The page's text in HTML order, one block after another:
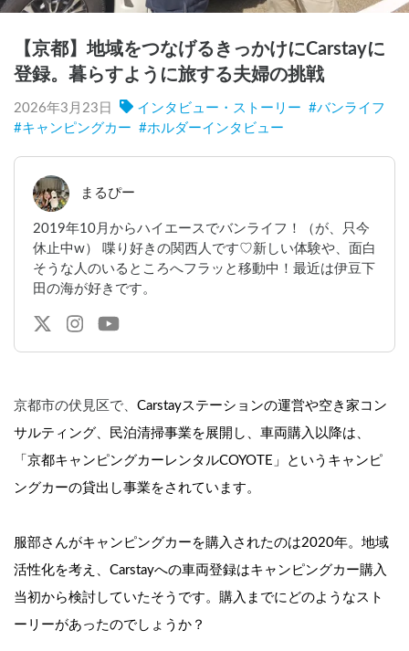
【京都】地域をつなげるきっかけにCarstayに
登録。暮らすように旅する夫婦の挑戦
2026年3月23日 インタビュー・ストーリー #バンライフ
#キャンピングカー #ホルダーインタビュー
まるぴー
2019年10月からハイエースでバンライフ！（が、只今
休止中w） 喋り好きの関西人です♡新しい体験や、面白
そうな人のいるところへフラッと移動中！最近は伊豆下
田の海が好きです。
京都市の伏見区で、 Carstayステーションの運営や空き家コン
サルティング、民泊清掃事業を展開し、車両購入以降は、
「京都キャンピングカーレンタルCOYOTE」というキャンピ
ングカーの貸出し事業をされています。
服部さんがキャンピングカーを購入されたのは2020年。地域
活性化を考え、Carstayへの車両登録はキャンピングカー購入
当初から検討していたそうです。購入までにどのようなスト
ーリーがあったのでしょうか？